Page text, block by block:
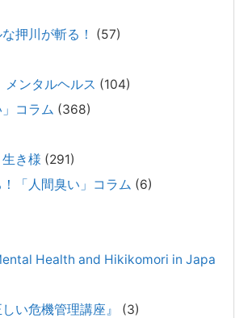
1,480円（50％OFF）こちらのnoteは、
所（所長：押川剛）が支援の現場で行なって
に整理しています。 続きをみ
どもと健全なコミュニケーション
）。
精神疾患を抱えるご家族からのご相談を受
療へのアクセスの仕方や問題解決に取り組ん
「きょうだい」必見②きょうだ
押川が斬る！
(57)
メンタルヘルス (104)
コラム (368)
き様 (291)
「人間臭い」コラム (6)
Health and Hikikomori in Japa
い危機管理講座』
(3)